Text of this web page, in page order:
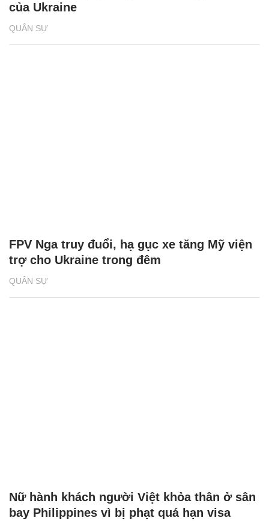
QUÂN SỰ
của Ukraine
QUÂN SỰ
FPV Nga truy đuổi, hạ gục xe tăng Mỹ viện
trợ cho Ukraine trong đêm
Nữ hành khách người Việt khỏa thân ở sân
bay Philippines vì bị phạt quá hạn visa